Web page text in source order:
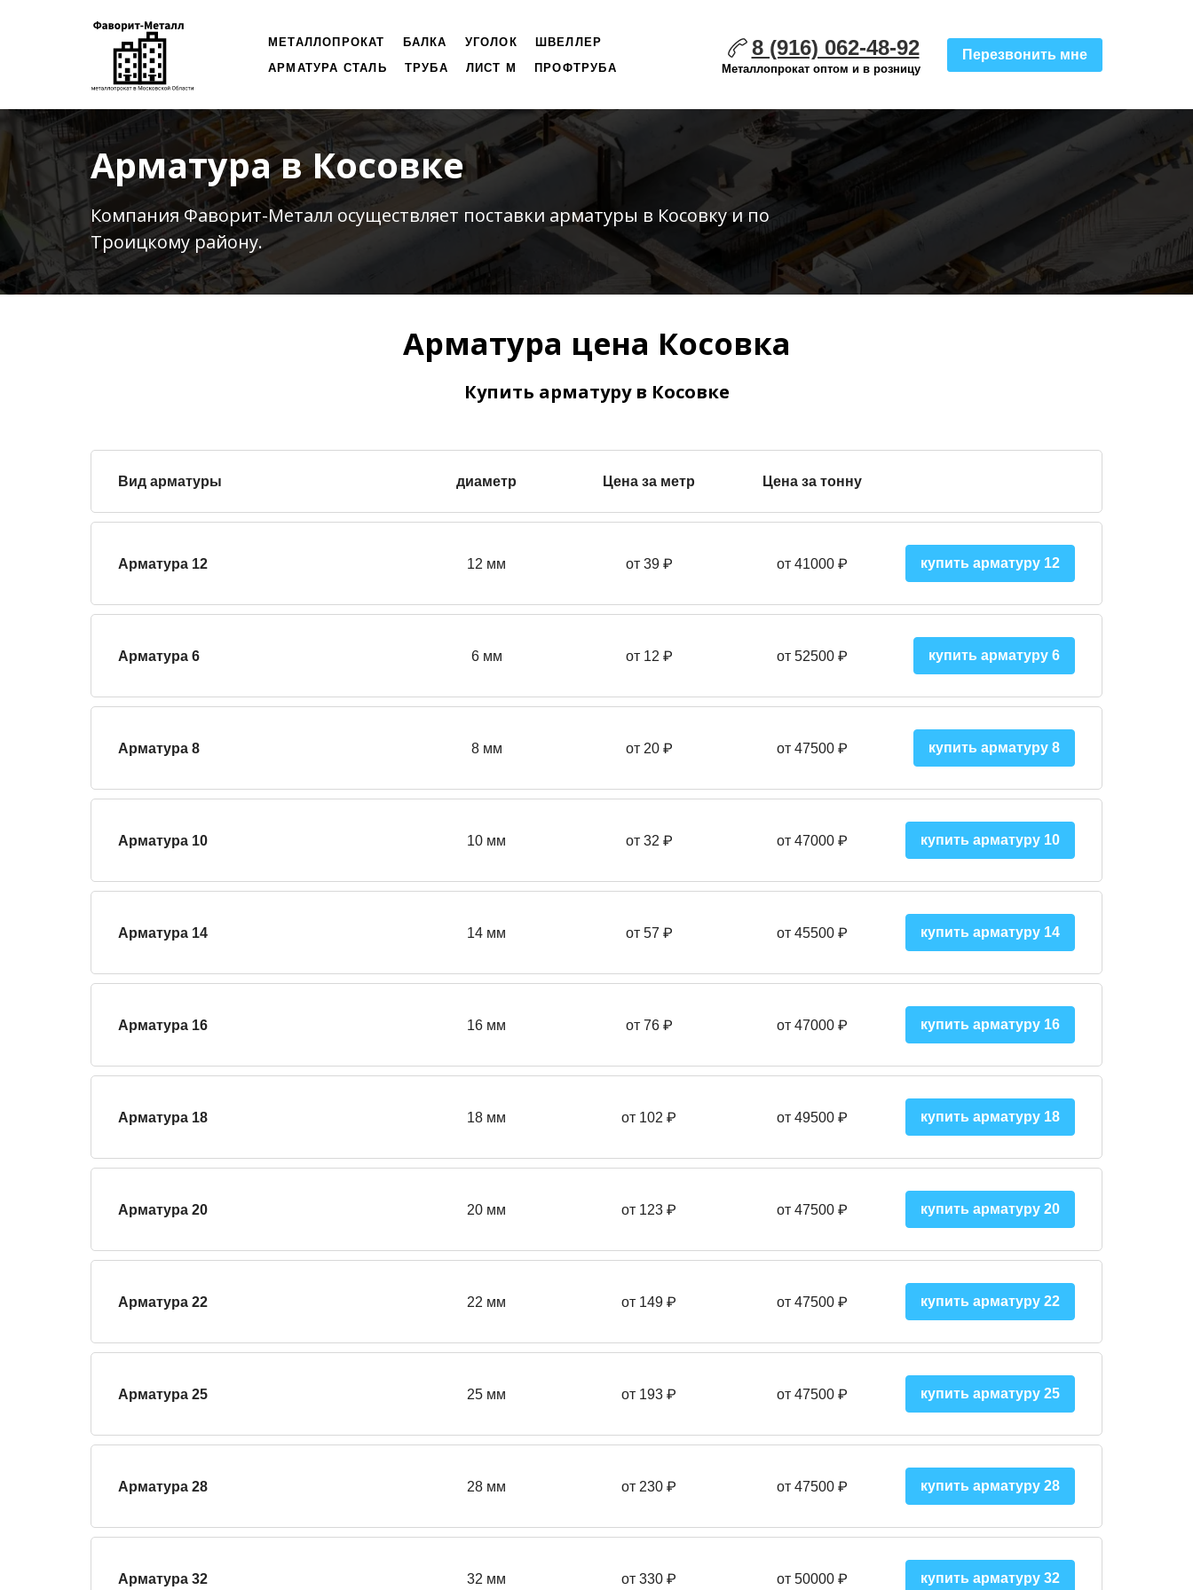
МЕТАЛЛОПРОКАТ БАЛКА УГОЛОК
ШВЕЛЛЕР
АРМАТУРА СТАЛЬ
ТРУБА ЛИСТ М ПРОФТРУБА
8 (916) 062-48-92
Металлопрокат оптом и в розницу
Перезвонить мне
Арматура в Косовке
Компания Фаворит-Металл осуществляет поставки арматуры в Косовку и по
Троицкому району.
Арматура цена Косовка
Купить арматуру в Косовке
Вид арматуры диаметр Цена за метр Цена за тонну
Арматура 12 12 мм от 39₽ от 41000₽ купить арматуру 12
Арматура 6 6 мм от 12 ₽ от 52500₽ купить арматуру 6
Арматура 8 8 мм от 20 ₽ от 47500₽ купить арматуру 8
Арматура 10 10 мм от 32 ₽ от 47000₽ купить арматуру 10
Арматура 14 14 мм от 57 ₽ от 45500₽ купить арматуру 14
Арматура 16 16 мм от 76 ₽ от 47000 ₽ купить арматуру 16
Арматура 18 18 мм от 102 ₽ от 49500 ₽ купить арматуру 18
Арматура 20 20 мм от 123 ₽ от 47500 ₽ купить арматуру 20
Арматура 22 22 мм от 149 ₽ от 47500 ₽ купить арматуру 22
Арматура 25 25 мм от 193 ₽ от 47500₽ купить арматуру 25
Арматура 28 28 мм от 230 ₽ от 47500₽ купить арматуру 28
Арматура 32 32 мм от 330 ₽ от 50000₽ купить арматуру 32